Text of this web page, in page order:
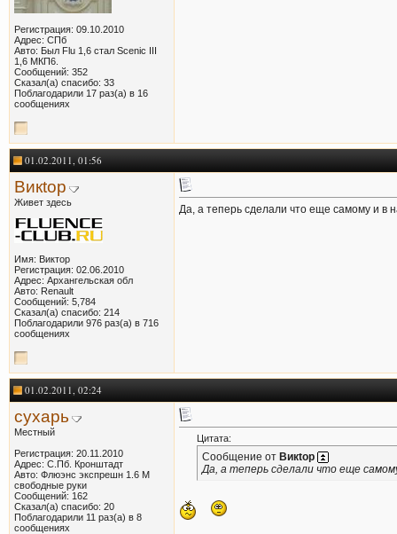
Регистрация: 09.10.2010
Адрес: СПб
Авто: Был Flu 1,6 стал Scenic III
1,6 МКП6.
Сообщений: 352
Сказал(а) спасибо: 33
Поблагодарили 17 раз(а) в 16
сообщениях
01.02.2011, 01:56
Викtор
Живет здесь
Имя: Виктор
Регистрация: 02.06.2010
Адрес: Архангельская обл
Авто: Renault
Сообщений: 5,784
Сказал(а) спасибо: 214
Поблагодарили 976 раз(а) в 716
сообщениях
Да, а теперь сделали что еще самому и в
01.02.2011, 02:24
сухарь
Местный
Регистрация: 20.11.2010
Адрес: С.Пб. Кронштадт
Авто: Флюэнс экспрешн 1.6 М
свободные руки
Сообщений: 162
Сказал(а) спасибо: 20
Поблагодарили 11 раз(а) в 8
сообщениях
Цитата:
Сообщение от Викtор
Да, а теперь сделали что еще